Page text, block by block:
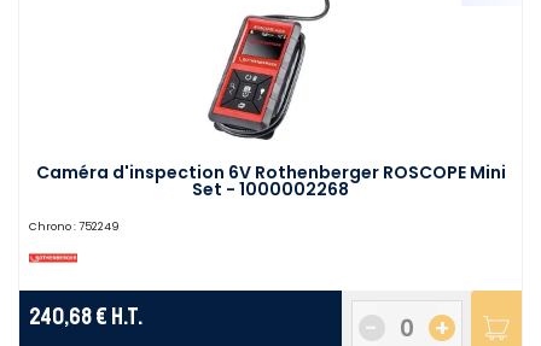
Caméra d'inspection 6V Rothenberger ROSCOPE Mini
Set - 1000002268
Chrono : 752249
240,68 € H.T. +
-